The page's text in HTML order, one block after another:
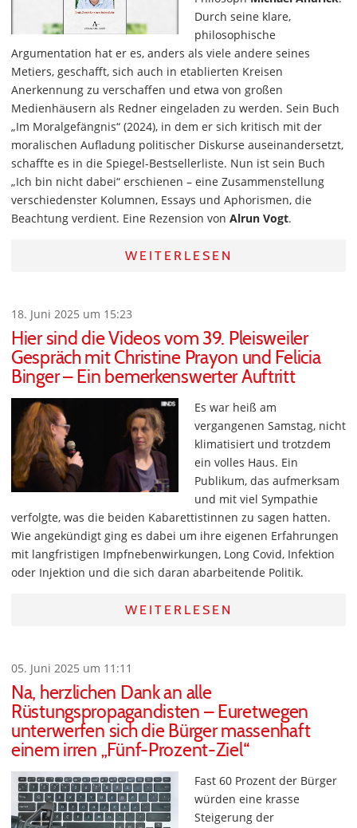
Durch seine klare,
philosophische
Argumentation hat er es, anders als viele andere seines
Metiers, geschafft, sich auch in etablierten Kreisen
Anerkennung zu verschaffen und etwa von großen
Medienhäusern als Redner eingeladen zu werden. Sein Buch
„Im Moralgefängnis“ (2024), in dem er sich kritisch mit der
moralischen Aufladung politischer Diskurse auseinandersetzt,
schaffte es in die Spiegel-Bestsellerliste. Nun ist sein Buch
„Ich bin nicht dabei“ erschienen – eine Zusammenstellung
verschiedenster Kolumnen, Essays und Aphorismen, die
Beachtung verdient. Eine Rezension von Alrun Vogt.
WEITERLESEN
18. Juni 2025 um 15:23
Hier sind die Videos vom 39. Pleisweiler
Gespräch mit Christine Prayon und Felicia
Binger – Ein bemerkenswerter Auftritt
Es war heiß am
vergangenen Samstag, nicht
klimatisiert und trotzdem
ein volles Haus. Ein
Publikum, das aufmerksam
und mit viel Sympathie
verfolgte, was die beiden Kabarettistinnen zu sagen hatten.
Wie angekündigt ging es dabei um ihre eigenen Erfahrungen
mit langfristigen Impfnebenwirkungen, Long Covid, Infektion
oder Injektion und die sich daran abarbeitende Politik.
WEITERLESEN
05. Juni 2025 um 11:11
Na, herzlichen Dank an alle
Rüstungspropagandisten – Euretwegen
unterwerfen sich die Bürger massenhaft
einem irren „Fünf-Prozent-Ziel“
Fast 60 Prozent der Bürger
würden eine krasse
Steigerung der